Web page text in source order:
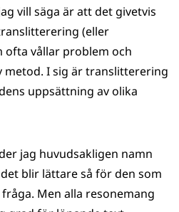
vill säga är att det givetvis
(eller
vållar problem och
metod. I sig är translitterering
uppsättning av olika
jag huvudsakligen namn
blir lättare så för den som
Men alla resonemang